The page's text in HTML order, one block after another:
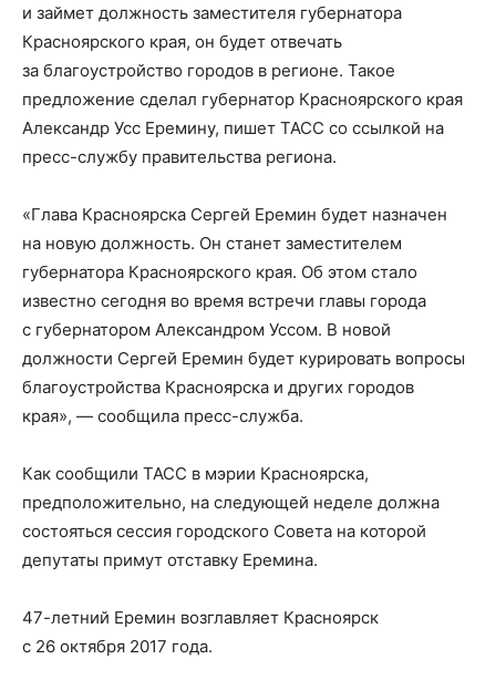
и займет должность заместителя губернатора
Красноярского края, он будет отвечать
за благоустройство городов в регионе. Такое
предложение сделал губернатор Красноярского края
Александр Усс Еремину, пишет ТАСС со ссылкой на
пресс-службу правительства региона.
«Глава Красноярска Сергей Еремин будет назначен
на новую должность. Он станет заместителем
губернатора Красноярского края. Об этом стало
известно сегодня во время встречи главы города
с губернатором Александром Уссом. В новой
должности Сергей Еремин будет курировать вопросы
благоустройства Красноярска и других городов
края», — сообщила пресс-служба.
Как сообщили ТАСС в мэрии Красноярска,
предположительно, на следующей неделе должна
состояться сессия городского Совета на которой
депутаты примут отставку Еремина.
47-летний Еремин возглавляет Красноярск
с 26 октября 2017 года.